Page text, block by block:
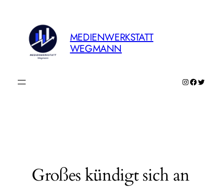
MEDIENWERKSTATT
WEGMANN
Instagram
Großes kündigt sich an